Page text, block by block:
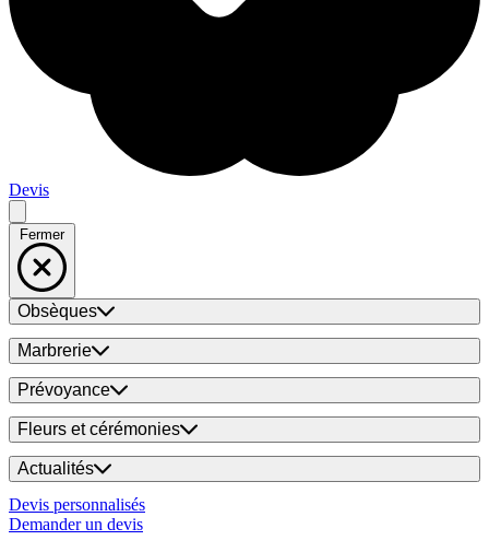
Devis
Fermer
Obsèques
Marbrerie
Prévoyance
Fleurs et cérémonies
Actualités
Devis personnalisés
Demander un devis